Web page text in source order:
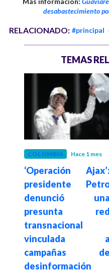
desabastecimiento
RELACIONADO: #principal
TEMAS
COLOMBIA Hace 1 mes
‘Operación Ajax’:
presidente
denunció una
presunta red
transnacional
vinculada a
campañas de
desinformación